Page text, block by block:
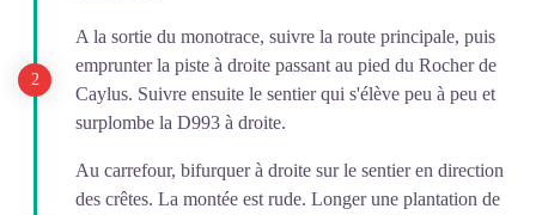
A la sortie du monotrace, suivre la route principale, puis
emprunter la piste à droite passant au pied du Rocher de
Caylus. Suivre ensuite le sentier qui s'élève peu à peu et
surplombe la D993 à droite.
Au carrefour, bifurquer à droite sur le sentier en direction
des crêtes. La montée est rude. Longer une plantation de